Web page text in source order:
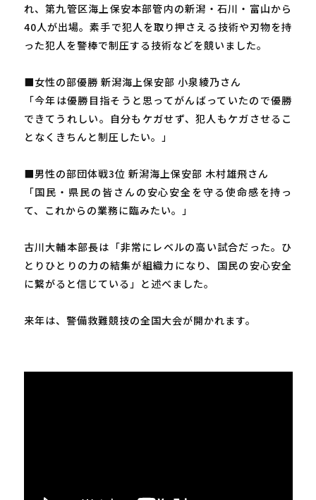
れ、第九管区海上保安本部管内の新潟・石川・富山から
40人が出場。素手で犯人を取り押さえる技術や刃物を持
った犯人を警棒で制圧する技術などを競いました。
■女性の部優勝 新潟海上保安部 小泉綾乃さん
「今年は優勝目指そうと思ってがんばっていたので優勝
できてうれしい。自分もケガせず、犯人もケガさせるこ
となくきちんと制圧したい。」
■男性の部団体戦3位 新潟海上保安部 木村雄飛さん
「国民・県民の皆さんの安心安全を守る使命感を持っ
て、これからの業務に臨みたい。」
古川大輔本部長は「非常にレベルの高い試合だった。ひ
とりひとりの力の結集が組織力になり、国民の安心安全
に繋がると信じている」と述べました。
来年は、警備救難競技の全国大会が開かれます。